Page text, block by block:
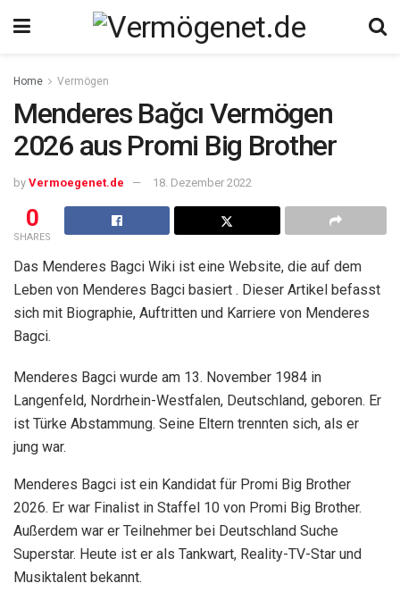
Home Vermögen
Menderes Bağcı Vermögen
2026 aus Promi Big Brother
by Vermoegenet.de 18. Dezember 2022
0
SHARES
Das Menderes Bagci Wiki ist eine Website, die auf dem
Leben von Menderes Bagci basiert . Dieser Artikel befasst
sich mit Biographie, Auftritten und Karriere von Menderes
Bagci.
Menderes Bagci wurde am 13. November 1984 in
Langenfeld, Nordrhein-Westfalen, Deutschland, geboren. Er
ist Türke Abstammung. Seine Eltern trennten sich, als er
jung war.
Menderes Bagci ist ein Kandidat für Promi Big Brother
2026. Er war Finalist in Staffel 10 von Promi Big Brother.
Außerdem war er Teilnehmer bei Deutschland Suche
Superstar. Heute ist er als Tankwart, Reality-TV-Star und
Musiktalent bekannt.